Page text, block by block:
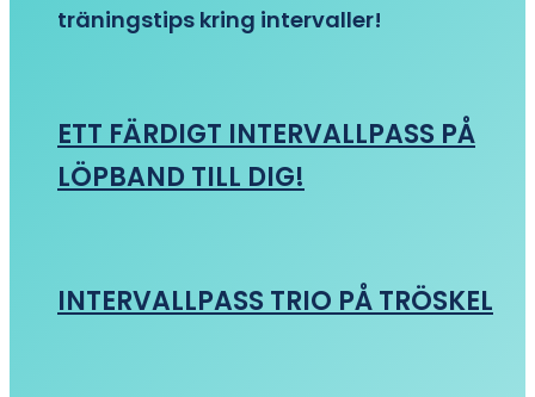
träningstips kring intervaller!
ETT FÄRDIGT INTERVALLPASS PÅ
LÖPBAND TILL DIG!
INTERVALLPASS TRIO PÅ TRÖSKEL